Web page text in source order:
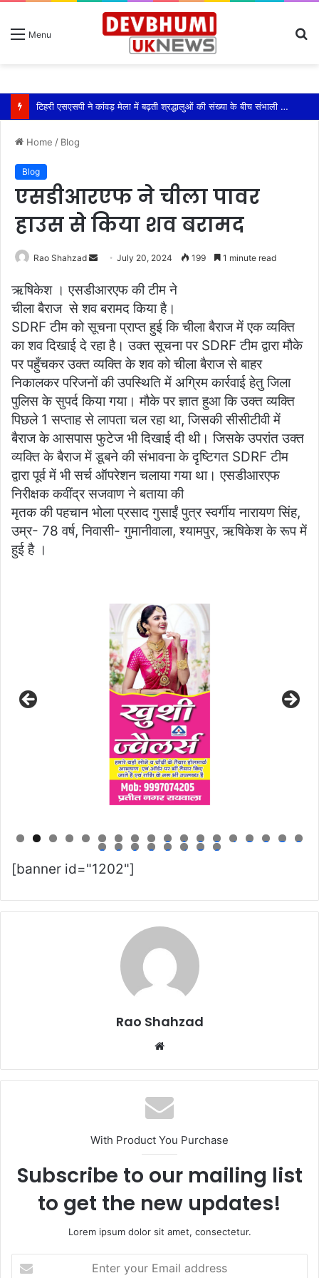
Menu
टिहरी एसएसपी ने कांवड़ मेला में बढ़ती श्रद्धालुओं की संख्या के बीच संभाली यातायात की कमान
Home / Blog
Blog
एसडीआरएफ ने चीला पावर
हाउस से किया शव बरामद
Rao Shahzad
Send
email
July 20, 2024 199 1 minute read
ऋषिकेश । एसडीआरएफ की टीम ने
चीला बैराज से शव बरामद किया है।
SDRF टीम को सूचना प्राप्त हुई कि चीला बैराज में एक व्यक्ति
का शव दिखाई दे रहा है। उक्त सूचना पर SDRF टीम द्वारा मौके
पर पहुँचकर उक्त व्यक्ति के शव को चीला बैराज से बाहर
निकालकर परिजनों की उपस्थिति में अग्रिम कार्रवाई हेतु जिला
पुलिस के सुपर्द किया गया। मौके पर ज्ञात हुआ कि उक्त व्यक्ति
पिछले 1 सप्ताह से लापता चल रहा था, जिसकी सीसीटीवी में
बैराज के आसपास फुटेज भी दिखाई दी थी। जिसके उपरांत उक्त
व्यक्ति के बैराज में डूबने की संभावना के दृष्टिगत SDRF टीम
द्वारा पूर्व में भी सर्च ऑपरेशन चलाया गया था। एसडीआरएफ
निरीक्षक कवींद्र सजवाण ने बताया की
मृतक की पहचान भोला प्रसाद गुसाईं पुत्र स्वर्गीय नारायण सिंह,
उम्र- 78 वर्ष, निवासी- गुमानीवाला, श्यामपुर, ऋषिकेश के रूप में
हुई है ।
0 1 2 3 4 5 6 7 8
9 0 1 2 3 4 5 6
[banner id="1202"]
Rao Shahzad
Website
With Product You Purchase
Subscribe to our mailing list
to get the new updates!
Lorem ipsum dolor sit amet, consectetur.
your